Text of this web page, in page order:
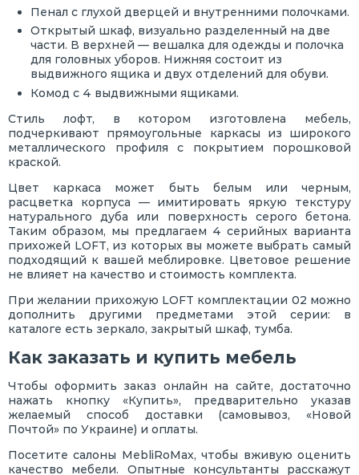
Пенал с глухой дверцей и внутренними полочками.
Открытый шкаф, визуально разделенный на две
части. В верхней — вешалка для одежды и полочка
для головных уборов. Нижняя состоит из
выдвижного ящика и двух отделений для обуви.
Комод с 4 выдвижными ящиками.
Стиль лофт, в котором изготовлена мебель,
подчеркивают прямоугольные каркасы из широкого
металлического профиля с покрытием порошковой
краской.
Цвет каркаса может быть белым или черным,
расцветка корпуса — имитировать яркую текстуру
натурального дуба или поверхность серого бетона.
Таким образом, мы предлагаем 4 серийных варианта
прихожей LOFT, из которых вы можете выбрать самый
подходящий к вашей меблировке. Цветовое решение
не влияет на качество и стоимость комплекта.
При желании прихожую LOFT комплектации 02 можно
дополнить другими предметами этой серии: в
каталоге есть зеркало, закрытый шкаф, тумба.
Как заказать и купить мебель
Чтобы оформить заказ онлайн на сайте, достаточно
нажать кнопку «Купить», предварительно указав
желаемый способ доставки (самовывоз, «Новой
Почтой» по Украине) и оплаты.
Посетите салоны MebliRoMax, чтобы вживую оценить
качество мебели. Опытные консультанты расскажут